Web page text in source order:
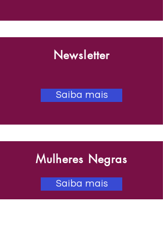
Newsletter
Saiba mais
Mulheres Negras
Saiba mais